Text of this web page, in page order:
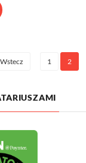
Wstecz 1 2